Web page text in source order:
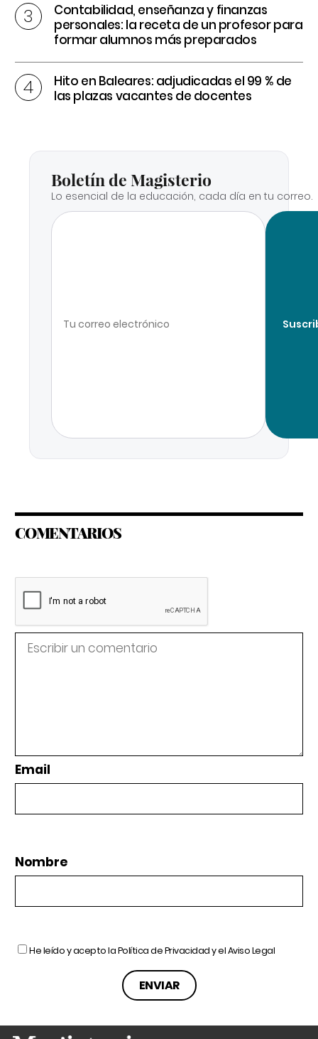
Contabilidad, enseñanza y finanzas
personales: la receta de un profesor para
formar alumnos más preparados
Hito en Baleares: adjudicadas el 99 % de
las plazas vacantes de docentes
Boletín de Magisterio
Lo esencial de la educación, cada día en tu correo.
COMENTARIOS
Email
Nombre
He leído y acepto laPolítica de Privacidady elAviso Legal